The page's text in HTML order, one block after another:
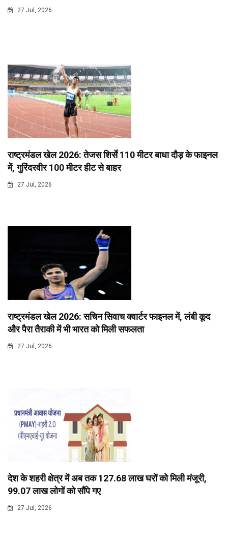
27 Jul, 2026
राष्ट्रमंडल खेल 2026: तेजस शिर्से 110 मीटर बाधा दौड़ के फाइनल
में, गुरिंदरवीर 100 मीटर हीट से बाहर
27 Jul, 2026
राष्ट्रमंडल खेल 2026: सचिन सिवाच क्वार्टर फाइनल में, लंबी कूद
और पैरा तैराकी में भी भारत को मिली सफलता
27 Jul, 2026
देश के शहरी क्षेत्र में अब तक 127.68 लाख घरों को मिली मंजूरी,
99.07 लाख लोगों को सौंपे गए
27 Jul, 2026